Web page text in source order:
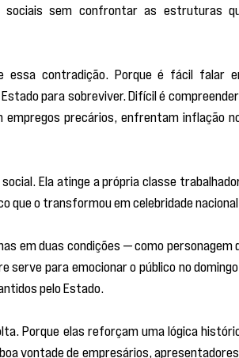
sociais sem confrontar as estruturas
para sobreviver. Difícil é
empregos precários, enfrentam inflação
Ela atinge a própria classe
que o transformou em celebridade
em duas condições — como personagem
para emocionar o público no
pelo Estado.
Porque elas reforçam uma lógica
vontade de empresários,